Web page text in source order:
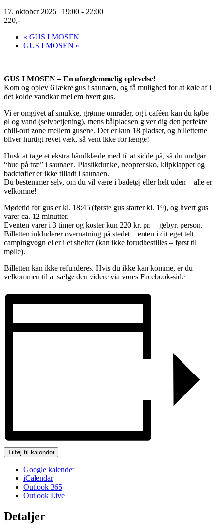
17. oktober 2025 | 19:00 - 22:00
220,-
« GUS I MOSEN
GUS I MOSEN »
GUS I MOSEN – En uforglemmelig oplevelse!
Kom og oplev 6 lækre gus i saunaen, og få mulighed for at køle af i
det kolde vandkar mellem hvert gus.
Vi er omgivet af smukke, grønne områder, og i caféen kan du købe
øl og vand (selvbetjening), mens bålpladsen giver dig den perfekte
chill-out zone mellem gusene. Der er kun 18 pladser, og billetterne
bliver hurtigt revet væk, så vent ikke for længe!
Husk at tage et ekstra håndklæde med til at sidde på, så du undgår
“hud på træ” i saunaen. Plastikdunke, neoprensko, klipklapper og
badetøfler er ikke tilladt i saunaen.
Du bestemmer selv, om du vil være i badetøj eller helt uden – alle er
velkomne!
Mødetid for gus er kl. 18:45 (første gus starter kl. 19), og hvert gus
varer ca. 12 minutter.
Eventen varer i 3 timer og koster kun 220 kr. pr. + gebyr. person.
Billetten inkluderer overnatning på stedet – enten i dit eget telt,
campingvogn eller i et shelter (kan ikke forudbestilles – først til
mølle).
Billetten kan ikke refunderes. Hvis du ikke kan komme, er du
velkommen til at sælge den videre via vores Facebook-side
Tilføj til kalender
Google kalender
iCalendar
Outlook 365
Outlook Live
Detaljer